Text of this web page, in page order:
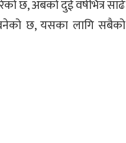
छ, अबको दुई वर्षभित्र साढे
छ, यसका लागि सबैको